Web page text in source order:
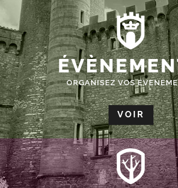
ORGANISEZ VOS
VOIR